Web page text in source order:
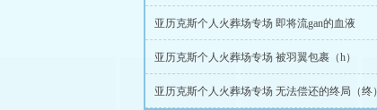
亚历克斯个人火葬场专场 即将流gan的血液
亚历克斯个人火葬场专场 被羽翼包裹（h）
亚历克斯个人火葬场专场 无法偿还的终局（终）